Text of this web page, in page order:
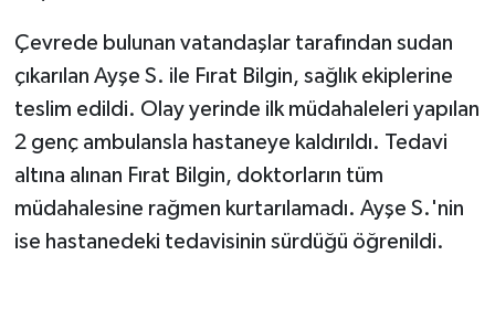
Çevrede bulunan vatandaşlar tarafından sudan
çıkarılan Ayşe S. ile Fırat Bilgin, sağlık ekiplerine
teslim edildi. Olay yerinde ilk müdahaleleri yapılan
2 genç ambulansla hastaneye kaldırıldı. Tedavi
altına alınan Fırat Bilgin, doktorların tüm
müdahalesine rağmen kurtarılamadı. Ayşe S.'nin
ise hastanedeki tedavisinin sürdüğü öğrenildi.